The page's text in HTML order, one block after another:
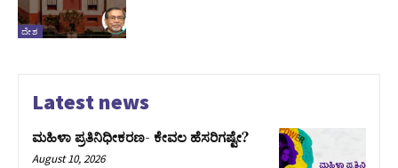
ದೇಶ
Latest news
ಮಹಿಳಾ ಪ್ರತಿನಿಧೀಕರಣ- ಕೇವಲ ಹೆಸರಿಗಷ್ಟೇ?
August 10, 2026